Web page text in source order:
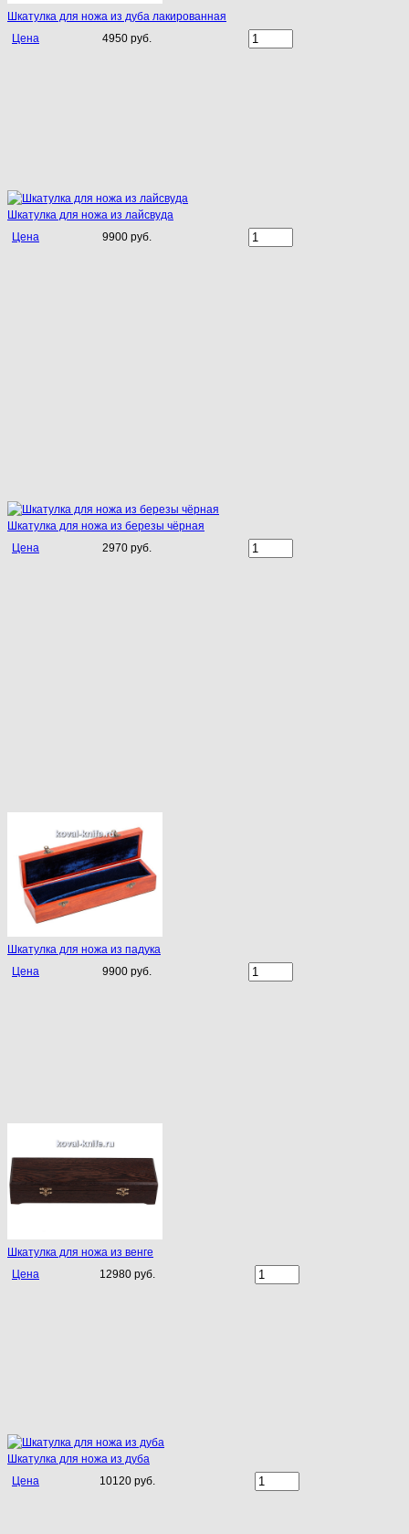
Шкатулка для ножа из дуба лакированная
Цена
4950 руб.
Шкатулка для ножа из лайсвуда
Цена
9900 руб.
Шкатулка для ножа из березы чёрная
Цена
2970 руб.
Шкатулка для ножа из падука
Цена
9900 руб.
Шкатулка для ножа из венге
Цена
12980 руб.
Шкатулка для ножа из дуба
Цена
10120 руб.